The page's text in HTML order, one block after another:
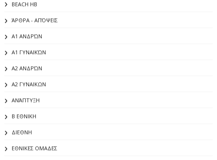
BEACH HB
ΆΡΘΡΑ - ΑΠΌΨΕΙΣ
Α1 ΑΝΔΡΏΝ
Α1 ΓΥΝΑΙΚΏΝ
Α2 ΑΝΔΡΏΝ
Α2 ΓΥΝΑΙΚΩΝ
ΑΝΆΠΤΥΞΗ
Β ΕΘΝΙΚΗ
ΔΙΕΘΝΗ
ΕΘΝΙΚΕΣ ΟΜΑΔΕΣ